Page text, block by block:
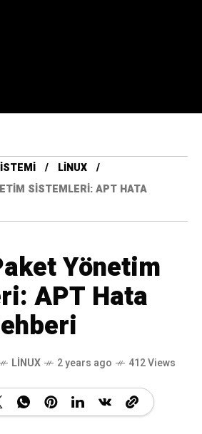
LINUX
SISTEMLERI: APT HATA
Yönetim
APT Hata
LINUX 2 years ago 412 Views